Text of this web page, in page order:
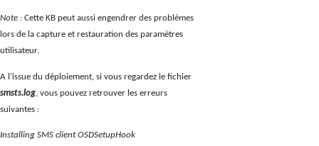
Note : Cette KB peut aussi engendrer des problèmes
lors de la capture et restauration des paramètres
utilisateur.
A l’issue du déploiement, si vous regardez le fichier
smsts.log, vous pouvez retrouver les erreurs
suivantes :
Installing SMS client OSDSetupHook